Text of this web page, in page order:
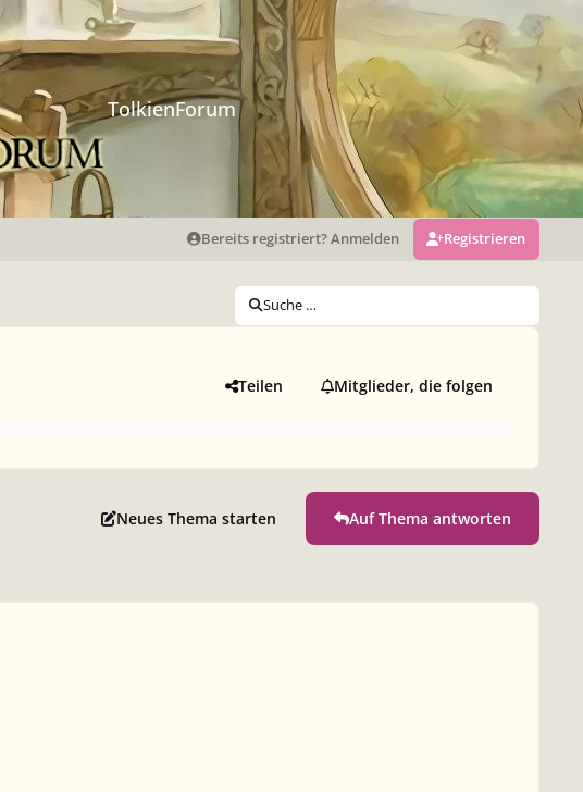
TolkienForum
Bereits registriert? Anmelden Registrieren
Suche …
Teilen Mitglieder, die folgen
Neues Thema starten Auf Thema antworten